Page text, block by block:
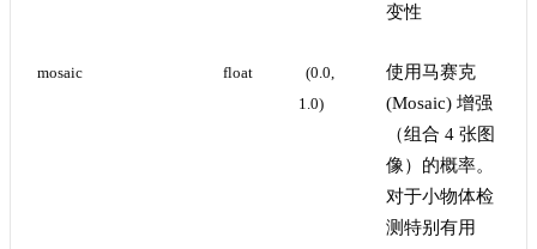
变性
mosaic float
(0.0,
1.0)
使用马赛克
(Mosaic) 增强
（组合 4 张图
像）的概率。
对于小物体检
测特别有用